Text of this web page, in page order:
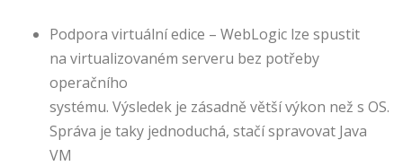
Podpora virtuální edice – WebLogic lze spustit
na virtualizovaném serveru bez potřeby
operačního
systému. Výsledek je zásadně větší výkon než s OS.
Správa je taky jednoduchá, stačí spravovat Java
VM